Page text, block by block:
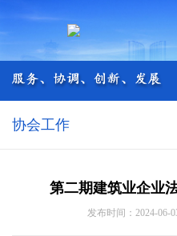
协会工作
第二期建筑业企业
发布时间：2024-06-